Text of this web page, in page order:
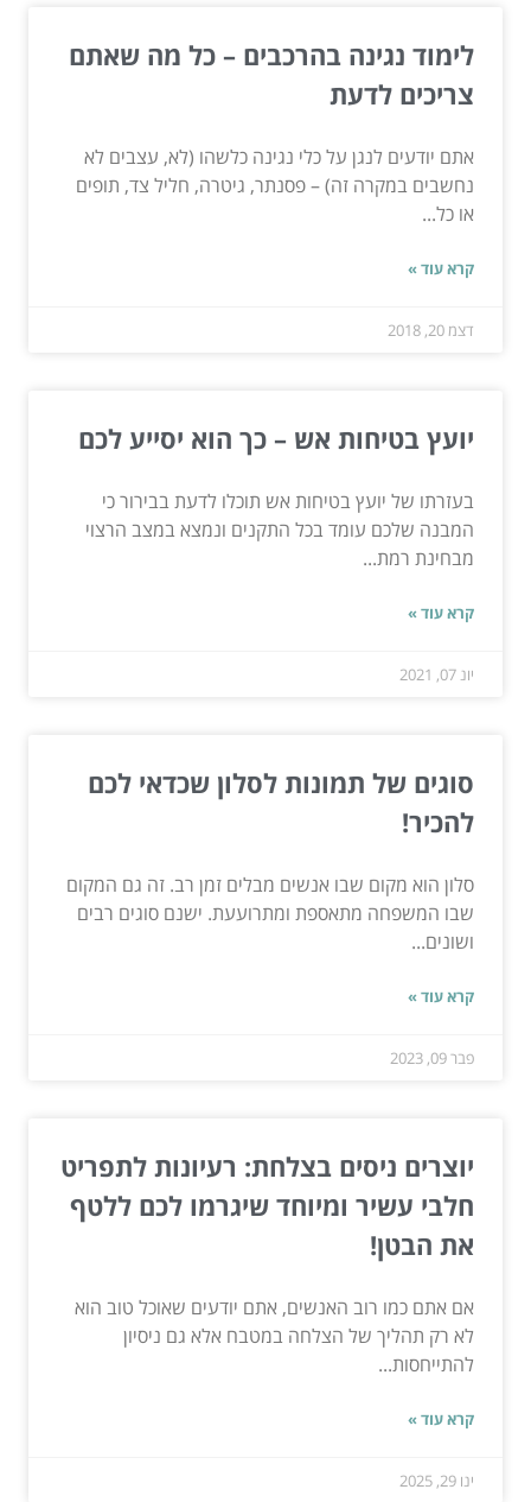
לימוד נגינה בהרכבים – כל מה שאתם
צריכים לדעת
אתם יודעים לנגן על כלי נגינה כלשהו (לא, עצבים לא
נחשבים במקרה זה) – פסנתר, גיטרה, חליל צד, תופים
או כל...
קרא עוד »
דצמ 20, 2018
יועץ בטיחות אש – כך הוא יסייע לכם
בעזרתו של יועץ בטיחות אש תוכלו לדעת בבירור כי
המבנה שלכם עומד בכל התקנים ונמצא במצב הרצוי
מבחינת רמת...
קרא עוד »
יונ 07, 2021
סוגים של תמונות לסלון שכדאי לכם
להכיר!
סלון הוא מקום שבו אנשים מבלים זמן רב. זה גם המקום
שבו המשפחה מתאספת ומתרועעת. ישנם סוגים רבים
ושונים...
קרא עוד »
פבר 09, 2023
יוצרים ניסים בצלחת: רעיונות לתפריט
חלבי עשיר ומיוחד שיגרמו לכם ללטף
את הבטן!
אם אתם כמו רוב האנשים, אתם יודעים שאוכל טוב הוא
לא רק תהליך של הצלחה במטבח אלא גם ניסיון
להתייחסות...
קרא עוד »
ינו 29, 2025